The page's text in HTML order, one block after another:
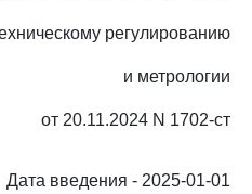
регулированию
и метрологии
от 20.11.2024 N 1702-ст
Дата введения - 2025-01-01